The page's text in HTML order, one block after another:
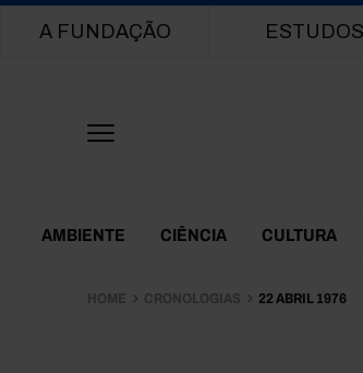
Main navigation
A FUNDAÇÃO ESTUDOS
Themes Menu
AMBIENTE CIÊNCIA CULTURA
HOME CRONOLOGIAS 22 ABRIL 1976